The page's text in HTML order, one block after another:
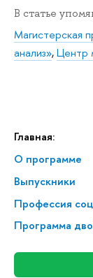
Главная:
О программе
Выпускники
Профессия
Программа
В статье
Магистерская
анализ»,Центр